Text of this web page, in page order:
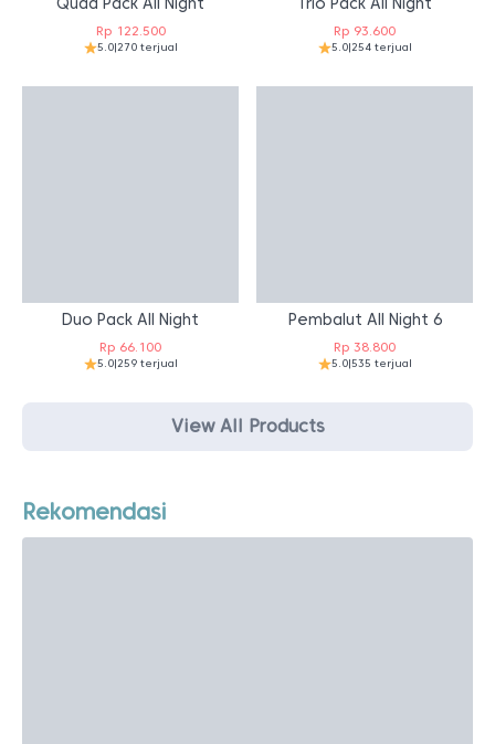
Rp122.500
5.0|270 terjual
Rp 93.600
5.0|254 terjual
Duo Pack All Night
Rp 66.100
5.0|259 terjual
Pembalut All Night 6
Rp 38.800
5.0|535 terjual
View All Products
Rekomendasi